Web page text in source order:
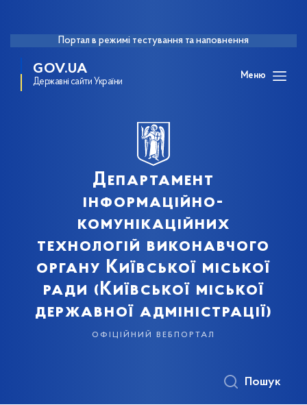
Портал в режимі тестування та наповнення
GOV.UA
Державні сайти України
Меню
Департамент
інформаційно-
комунікаційних
технологій виконавчого
органу Київської міської
ради (Київської міської
державної адміністрації)
офіційний вебпортал
Пошук